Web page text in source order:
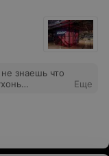
знаешь что
бы
активити
Еще